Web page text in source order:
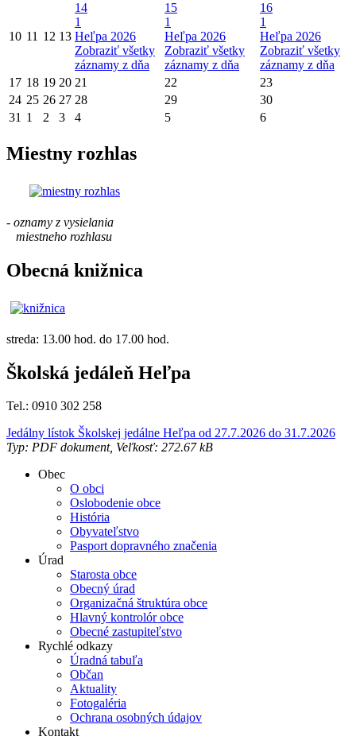
10 11 12 13
14
1
Heľpa 2026
Zobraziť všetky
záznamy z dňa
15
1
Heľpa 2026
Zobraziť všetky
záznamy z dňa
16
1
Heľpa 2026
Zobraziť všetky
záznamy z dňa
17 18 19 20 21 22
23
24 25 26 27 28 29
30
31 1 2 3 4 5 6
Miestny rozhlas
- oznamy z vysielania
miestneho rozhlasu
Obecná knižnica
streda: 13.00 hod. do 17.00 hod.
Školská jedáleň Heľpa
Tel.: 0910 302 258
Jedálny lístok Školskej jedálne Heľpa od 27.7.2026 do 31.7.2026
Typ: PDF dokument, Veľkosť: 272.67 kB
Obec
O obci
Oslobodenie obce
História
Obyvateľstvo
Pasport dopravného značenia
Úrad
Starosta obce
Obecný úrad
Organizačná štruktúra obce
Hlavný kontrolór obce
Obecné zastupiteľstvo
Rychlé odkazy
Úradná tabuľa
Občan
Aktuality
Fotogaléria
Ochrana osobných údajov
Kontakt